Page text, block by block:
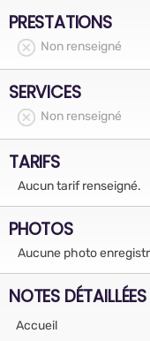
PRESTATIONS
Non renseigné
SERVICES
Non renseigné
TARIFS
Aucun tarif renseigné.
PHOTOS
Aucune photo
NOTES DÉTAILLÉES
Accueil